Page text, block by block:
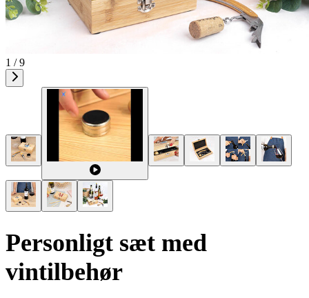
1 / 9
Personligt sæt med
vintilbehør